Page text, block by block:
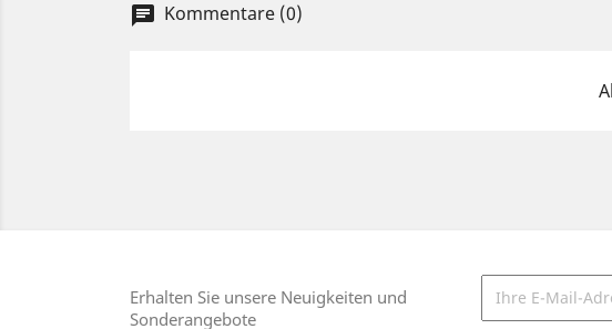
chat Kommentare (0)
Erhalten Sie unsere Neuigkeiten und
Sonderangebote